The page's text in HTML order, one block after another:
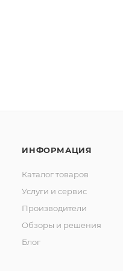
ИНФОРМАЦИЯ
Каталог товаров
Услуги и сервис
Производители
Обзоры и решения
Блог